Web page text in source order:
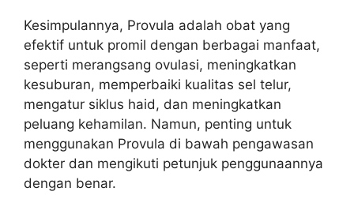
Kesimpulannya, Provula adalah obat yang
efektif untuk promil dengan berbagai manfaat,
seperti merangsang ovulasi, meningkatkan
kesuburan, memperbaiki kualitas sel telur,
mengatur siklus haid, dan meningkatkan
peluang kehamilan. Namun, penting untuk
menggunakan Provula di bawah pengawasan
dokter dan mengikuti petunjuk penggunaannya
dengan benar.